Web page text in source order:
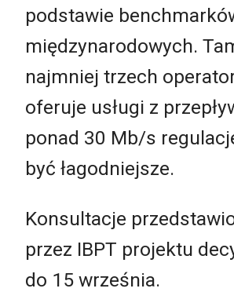
podstawie
międzynarodowych.
najmniej trzech
oferuje usługi z
ponad 30 Mb/s
być łagodniejsze.
Konsultacje
przez IBPT projektu
do 15 września.